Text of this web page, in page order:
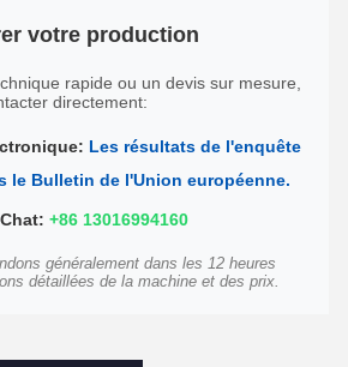
votre production
rapide ou un devis sur mesure,
directement:
Les résultats de l'enquête
le Bulletin de l'Union européenne.
+86 13016994160
généralement dans les 12 heures
détaillées de la machine et des prix.